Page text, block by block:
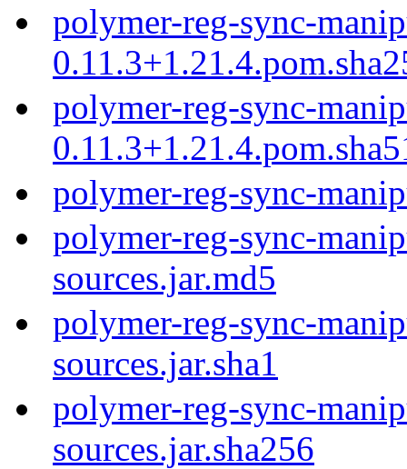
polymer-reg-sync-
polymer-reg-sync-
polymer-reg-sync-
polymer-reg-sync-
sources.jar.md5
polymer-reg-sync-
sources.jar.sha1
polymer-reg-sync-
sources.jar.sha256